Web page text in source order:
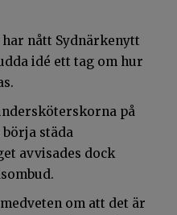
nått Sydnärkenytt
idé ett tag om hur
på
städa
avvisades dock
om att det är